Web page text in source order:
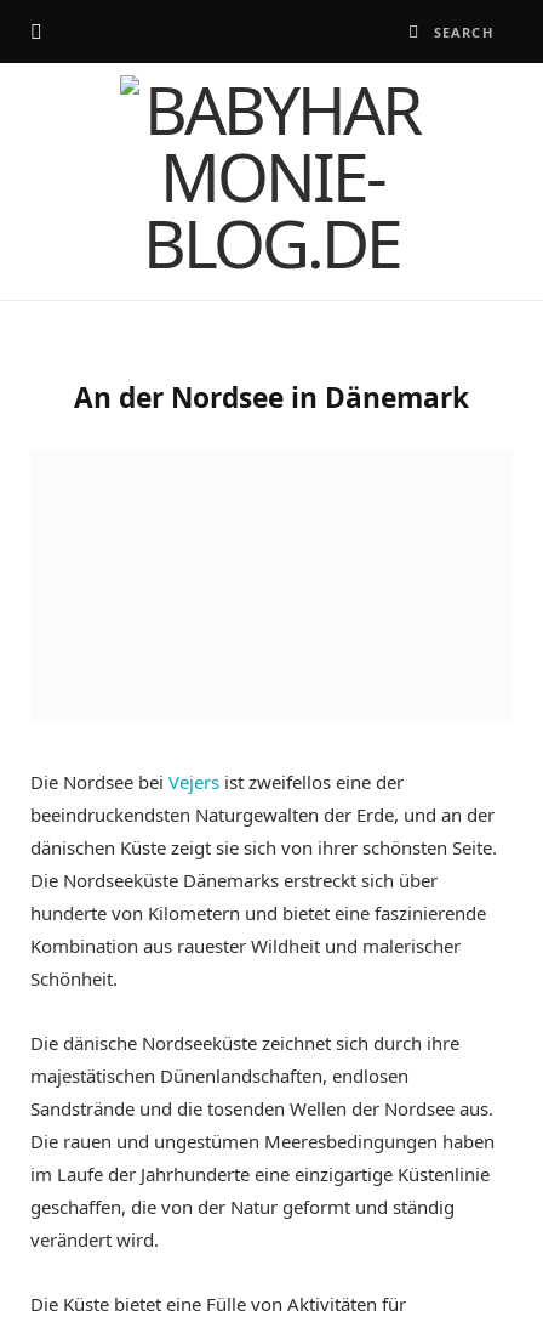
An der Nordsee in Dänemark
Die Nordsee bei Vejers ist zweifellos eine der
beeindruckendsten Naturgewalten der Erde, und an der
dänischen Küste zeigt sie sich von ihrer schönsten Seite.
Die Nordseeküste Dänemarks erstreckt sich über
hunderte von Kilometern und bietet eine faszinierende
Kombination aus rauester Wildheit und malerischer
Schönheit.
Die dänische Nordseeküste zeichnet sich durch ihre
majestätischen Dünenlandschaften, endlosen
Sandstrände und die tosenden Wellen der Nordsee aus.
Die rauen und ungestümen Meeresbedingungen haben
im Laufe der Jahrhunderte eine einzigartige Küstenlinie
geschaffen, die von der Natur geformt und ständig
verändert wird.
Die Küste bietet eine Fülle von Aktivitäten für